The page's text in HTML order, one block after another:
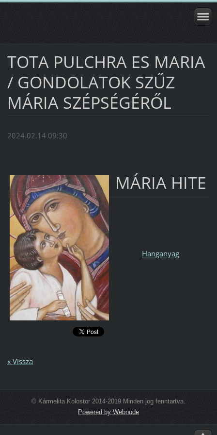
TOTA PULCHRA ES MARIA
/ GONDOLATOK SZŰZ
MÁRIA SZÉPSÉGÉRŐL
2024.02.14 09:30
MÁRIA HITE
Hanganyag
« Vissza
© Kármelita Kolostor 2014-2019 Minden jog fenntartva.
Powered by Webnode